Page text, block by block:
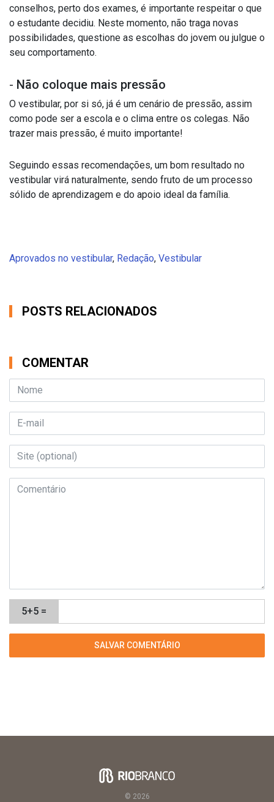
conselhos, perto dos exames, é importante respeitar o que
o estudante decidiu. Neste momento, não traga novas
possibilidades, questione as escolhas do jovem ou julgue o
seu comportamento.
- Não coloque mais pressão
O vestibular, por si só, já é um cenário de pressão, assim
como pode ser a escola e o clima entre os colegas. Não
trazer mais pressão, é muito importante!
Seguindo essas recomendações, um bom resultado no
vestibular virá naturalmente, sendo fruto de um processo
sólido de aprendizagem e do apoio ideal da família.
Aprovados no vestibular, Redação, Vestibular
POSTS RELACIONADOS
COMENTAR
5+5 =
© 2026